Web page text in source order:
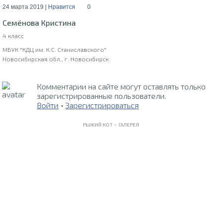
24 марта 2019 | Нравится 0
Семёнова Кристина
4 класс
МБУК "КДЦ им. К.С. Станиславского"
Новосибирская обл., г. Новосибирск
Комментарии на сайте могут оставлять только
зарегистрированные пользователи.
Войти •Зарегистрироваться
РЫЖИЙ КОТ • ГАЛЕРЕЯ